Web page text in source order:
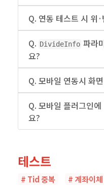
Q. 연동 테스트 시 위
Q. DivideInfo 파라
요?
Q. 모바일 연동시 화
Q. 모바일 플러그인
요?
테스트
# Tid 중복 # 계좌이체